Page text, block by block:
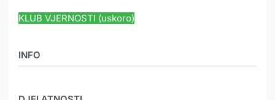
INFO
KLUB VJERNOSTI (uskoro)